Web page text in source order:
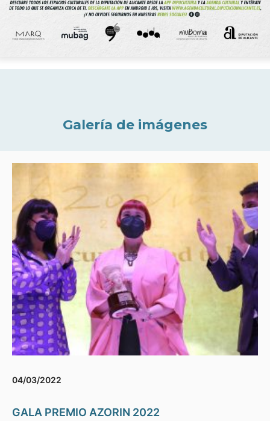
Galería de imágenes
04/03/2022
GALA PREMIO AZORIN 2022